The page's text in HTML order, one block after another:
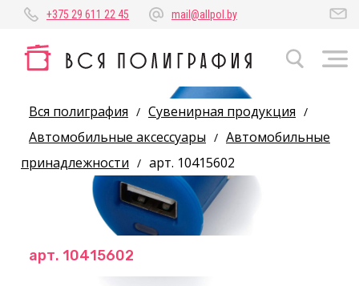
+375 29 611 22 45 mail@allpol.by
Вся полиграфия / Сувенирная продукция /
Автомобильные аксессуары / Автомобильные
принадлежности / арт. 10415602
арт. 10415602